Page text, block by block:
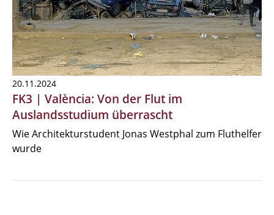
20.11.2024
FK3 | València: Von der Flut im
Auslandsstudium überrascht
Wie Architekturstudent Jonas Westphal zum Fluthelfer
wurde